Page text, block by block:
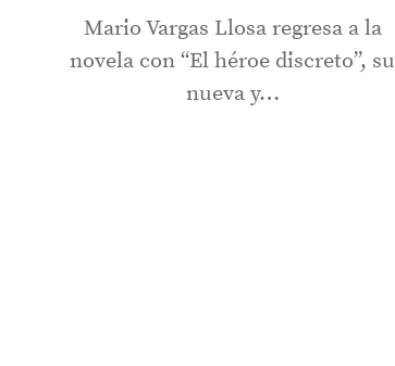
Mario Vargas Llosa regresa a la
novela con “El héroe discreto”, su
nueva y…